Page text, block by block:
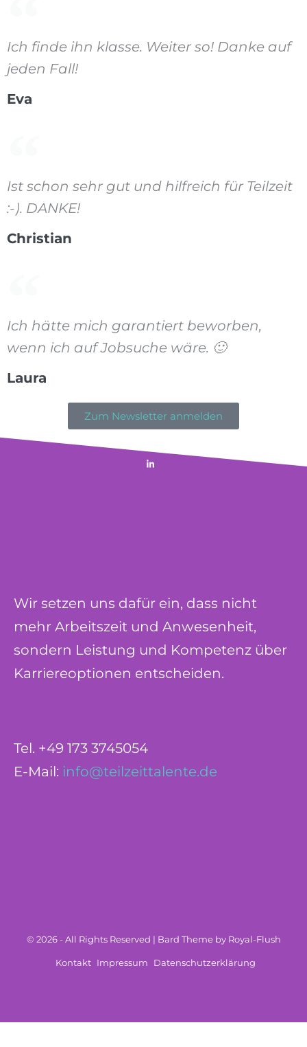
Ich finde ihn klasse. Weiter so! Danke auf
jeden Fall!
Eva
Ist schon sehr gut und hilfreich für Teilzeit
:-). DANKE!
Christian
Ich hätte mich garantiert beworben,
wenn ich auf Jobsuche wäre. 🙂
Laura
Zum Newsletter anmelden
Wir setzen uns dafür ein, dass nicht
mehr Arbeitszeit und Anwesenheit,
sondern Leistung und Kompetenz über
Karriereoptionen entscheiden.
Tel. +49 173 3745054
E-Mail: info@teilzeittalente.de
© 2026 - All Rights Reserved | Bard Theme by Royal-Flush
Kontakt Impressum Datenschutzerklärung